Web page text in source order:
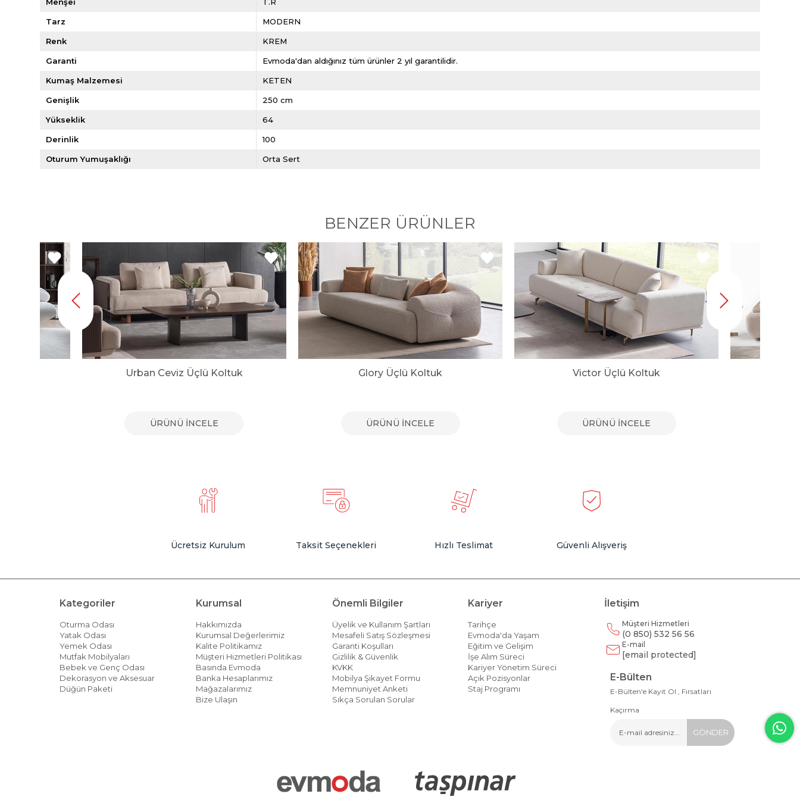
Tarz MODERN
Renk KREM
Garanti Evmoda'dan aldığınız tüm ürünler 2 yıl garantilidir.
Kumaş Malzemesi KETEN
Genişlik 250 cm
Yükseklik 64
Derinlik 100
Oturum Yumuşaklığı Orta Sert
BENZER ÜRÜNLER
Urban Ceviz Üçlü Koltuk
ÜRÜNÜ İNCELE
Glory Üçlü Koltuk
ÜRÜNÜ İNCELE
Victor Üçlü Koltuk
ÜRÜNÜ İNCELE
Ücretsiz Kurulum Taksit Seçenekleri Hızlı Teslimat Güvenli Alışveriş
Kategoriler
Oturma Odası
Yatak Odası
Yemek Odası
Mutfak Mobilyaları
Bebek ve Genç Odası
Dekorasyon ve Aksesuar
Düğün Paketi
Kurumsal
Hakkımızda
Kurumsal Değerlerimiz
Kalite Politikamız
Müşteri Hizmetleri Politikası
Basında Evmoda
Banka Hesaplarımız
Mağazalarımız
Bize Ulaşın
Önemli Bilgiler
Üyelik ve Kullanım Şartları
Mesafeli Satış Sözleşmesi
Garanti Koşulları
Gizlilik & Güvenlik
KVKK
Mobilya Şikayet Formu
Memnuniyet Anketi
Sıkça Sorulan Sorular
Kariyer
Tarihçe
Evmoda'da Yaşam
Eğitim ve Gelişim
İşe Alım Süreci
Kariyer Yönetim Süreci
Açık Pozisyonlar
Staj Programı
İletişim
Müşteri Hizmetleri
(0 850) 532 56 56
E-mail
[email protected]
E-Bülten
E-Bülten'e Kayıt Ol , Fırsatları
Kaçırma
GÖNDER